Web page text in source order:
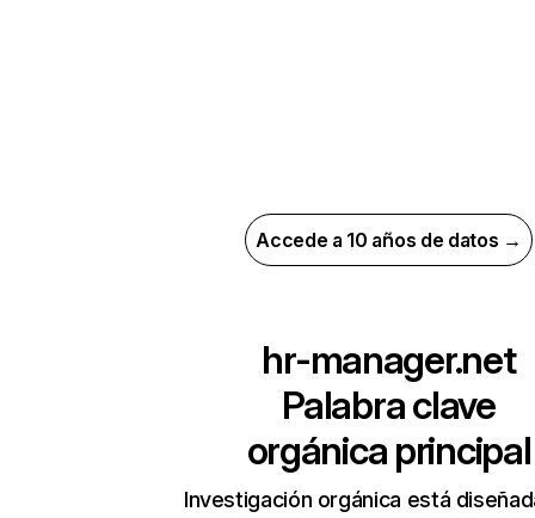
Accede a 10 años de datos →
hr-manager.net
Palabra clave
orgánica principal
Investigación orgánica está